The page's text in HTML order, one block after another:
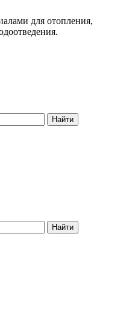
для отопления,